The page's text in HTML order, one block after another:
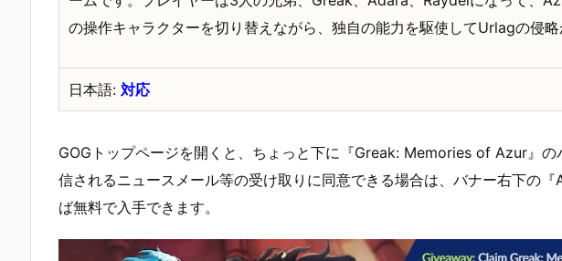
の操作キャラクターを切り替えながら、独自の能力を駆使してUrlagの侵略
日本語: 対応
GOGトップページを開くと、ちょっと下に『Greak: Memories of Azur』の
信されるニュースメール等の受け取りに同意できる場合は、バナー右下の
ば無料で入手できます。